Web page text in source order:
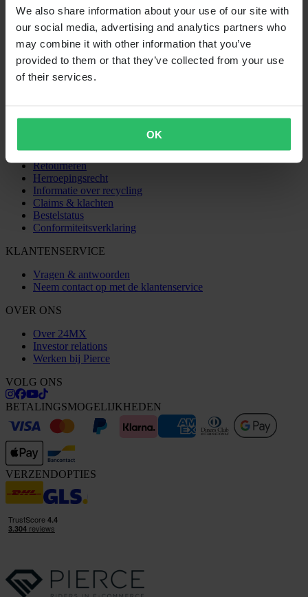
We also share information about your use of our site with
our social media, advertising and analytics partners who
may combine it with other information that you’ve
provided to them or that they’ve collected from your use
of their services.
OK
Get MD60 Barpad
Niet voertuigspecifiek
Algemene Voorwaarden
Betaling
Retourneren
Herroepingsrecht
Informatie over recycling
Claims & klachten
Bestelstatus
Conformiteitsverklaring
KLANTENSERVICE
Vragen & antwoorden
Neem contact op met de klantenservice
OVER ONS
Over 24MX
Investor relations
Werken bij Pierce
VOLG ONS
BETALINGSMOGELIJKHEDEN
VERZENDOPTIES